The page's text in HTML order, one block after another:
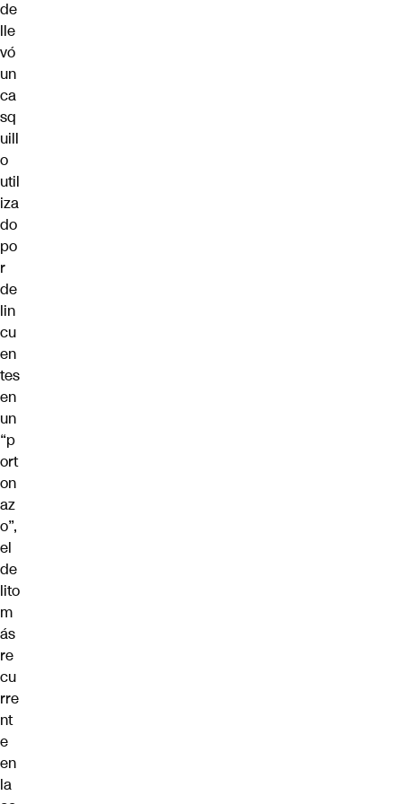
de
lle
vó
un
ca
sq
uill
o
util
iza
do
po
r
de
lin
cu
en
tes
en
un
“p
ort
on
az
o”,
el
de
lito
m
ás
re
cu
rre
nt
e
en
la